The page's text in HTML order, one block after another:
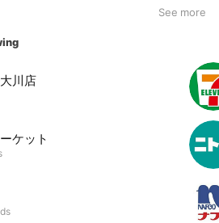
See more
川店
ケット